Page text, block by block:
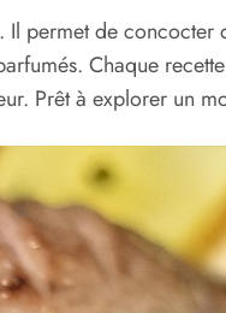
Il permet de concocter
Chaque
Prêt à explorer un